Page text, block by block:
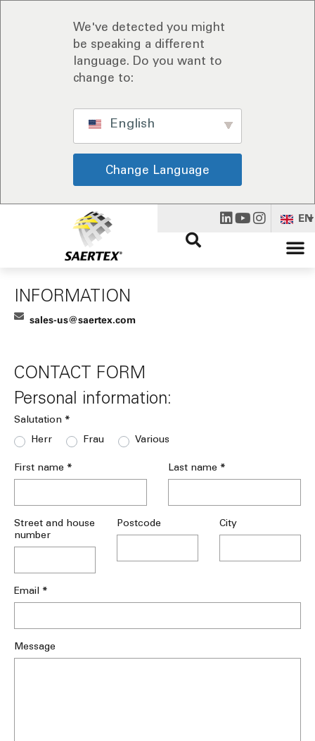
We've detected you might
be speaking a different
language. Do you want to
change to:
English
Change Language
EN
INFORMATION
sales-us@saertex.com
CONTACT FORM
Personal information:
Salutation *
Herr Frau Various
First name * Last name *
Street and house
number
Postcode City
Email *
Message